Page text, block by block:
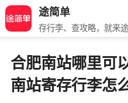
途简单
存行李、查攻略，就来
合肥南站哪里可
南站寄存行李怎